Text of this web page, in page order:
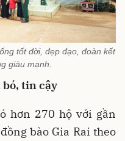
tốt đời, đẹp đạo, đoàn kết
giàu mạnh.
bó, tin cậy
hơn 270 hộ với gần
bào Gia Rai theo